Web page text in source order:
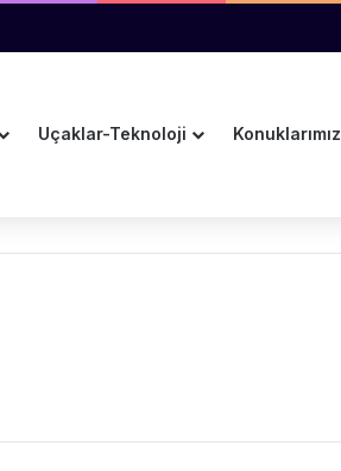
Finalistleri Arasında
Uçaklar-Teknoloji Konuklarımız